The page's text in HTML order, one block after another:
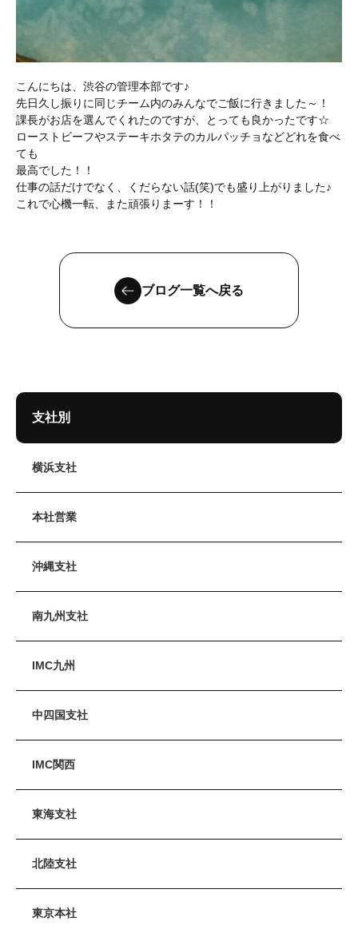
こんにちは、渋谷の管理本部です♪
先日久し振りに同じチーム内のみんなでご飯に行きました～！
課長がお店を選んでくれたのですが、とっても良かったです☆
ローストビーフやステーキホタテのカルパッチョなどどれを食べ
ても
最高でした！！
仕事の話だけでなく、くだらない話(笑)でも盛り上がりました♪
これで心機一転、また頑張りまーす！！
ブログ一覧へ戻る
支社別
横浜支社
本社営業
沖縄支社
南九州支社
IMC九州
中四国支社
IMC関西
東海支社
北陸支社
東京本社